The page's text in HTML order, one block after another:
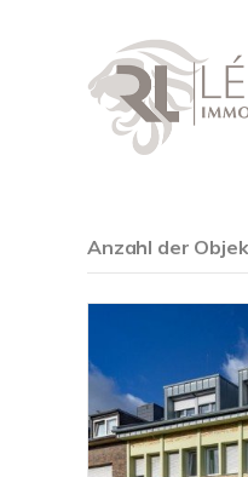
Anzahl der